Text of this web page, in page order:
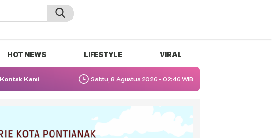
HOT NEWS LIFESTYLE VIRAL
Kontak Kami Sabtu, 8 Agustus 2026 - 02:46 WIB